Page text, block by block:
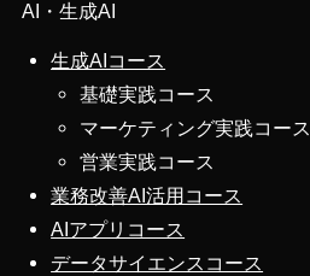
AI・生成AI
生成AIコース
基礎実践コース
マーケティング実践コース
営業実践コース
業務改善AI活用コース
AIアプリコース
データサイエンスコース